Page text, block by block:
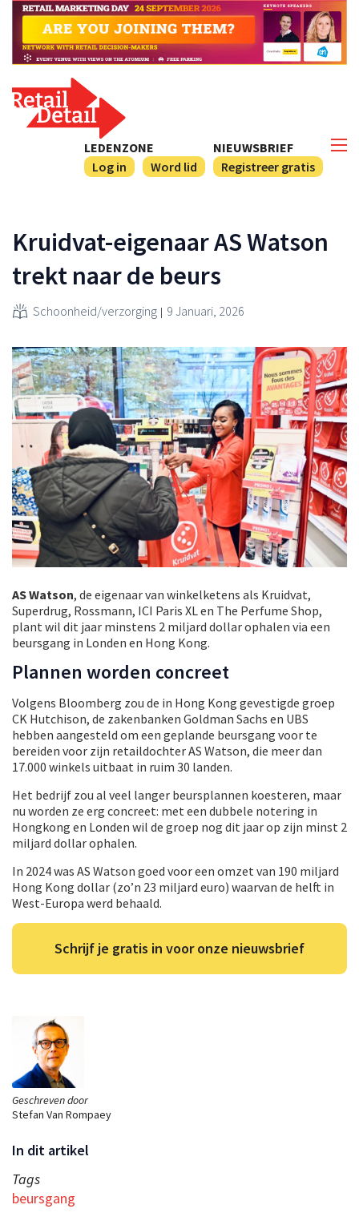
NIEUWSBRIEF
Registreer gratis
LEDENZONE
Log in
Word lid
Geschreven door
Stefan Van Rompaey
In dit artikel
Tags
beursgang
Kruidvat-eigenaar AS Watson
trekt naar de beurs
Schoonheid/verzorging 9 Januari, 2026
AS Watson, de eigenaar van winkelketens als Kruidvat,
Superdrug, Rossmann, ICI Paris XL en The Perfume Shop,
plant wil dit jaar minstens 2 miljard dollar ophalen via een
beursgang in Londen en Hong Kong.
Plannen worden concreet
Volgens Bloomberg zou de in Hong Kong gevestigde groep
CK Hutchison, de zakenbanken Goldman Sachs en UBS
hebben aangesteld om een geplande beursgang voor te
bereiden voor zijn retaildochter AS Watson, die meer dan
17.000 winkels uitbaat in ruim 30 landen.
Het bedrijf zou al veel langer beursplannen koesteren, maar
nu worden ze erg concreet: met een dubbele notering in
Hongkong en Londen wil de groep nog dit jaar op zijn minst 2
miljard dollar ophalen.
In 2024 was AS Watson goed voor een omzet van 190 miljard
Hong Kong dollar (zo’n 23 miljard euro) waarvan de helft in
West-Europa werd behaald.
Schrijf je gratis in voor onze nieuwsbrief